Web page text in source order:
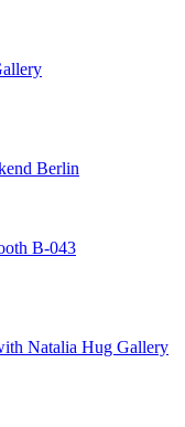
Berlin
B-043
Natalia Hug Gallery